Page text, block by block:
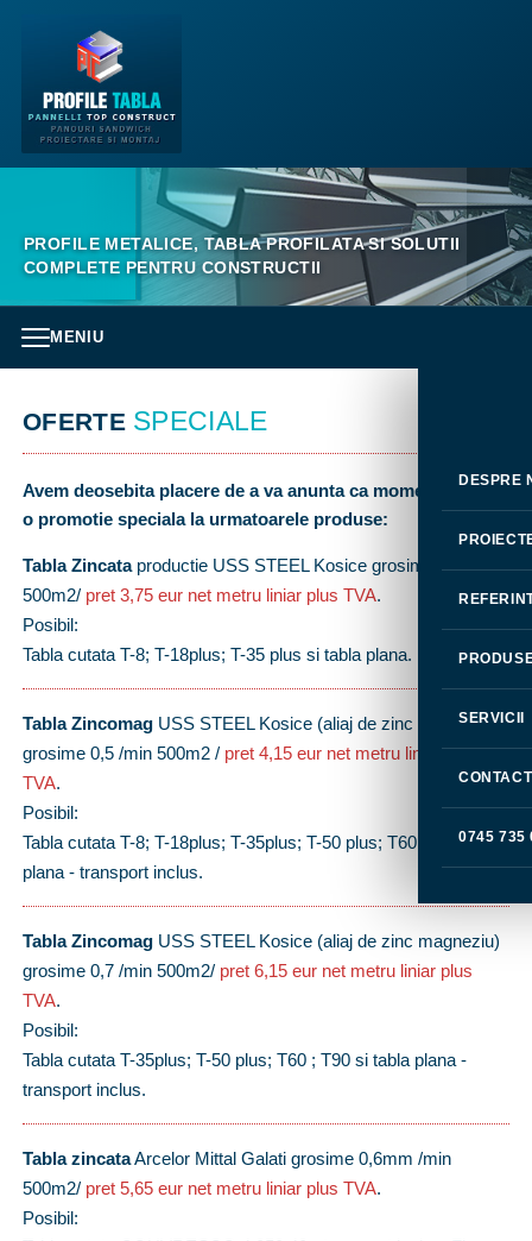
PROFILE METALICE, TABLA PROFILATA SI SOLUTII
COMPLETE PENTRU CONSTRUCTII
MENIU
DESPRE
SERVICII
CONTACT
0745 735
OFERTE SPECIALE
Avem deosebita placere de a va anunta ca momentan avem
o promotie speciala la urmatoarele produse:
Tabla Zincataproductie USS STEEL Kosice grosime 0,4 / min
500m2/ pret 3,75 eur net metru liniar plus TVA.
Posibil:
Tabla cutata T-8; T-18plus; T-35 plus si tabla plana.
Tabla Zincomag USS STEEL Kosice (aliaj de zinc magneziu)
grosime 0,5 /min 500m2 / pret 4,15 eur net metru liniar plus
TVA.
Posibil:
Tabla cutata T-8; T-18plus; T-35plus; T-50 plus; T60 si tabla
plana - transport inclus.
Tabla Zincomag USS STEEL Kosice (aliaj de zinc magneziu)
grosime 0,7 /min 500m2/ pret 6,15 eur net metru liniar plus
TVA.
Posibil:
Tabla cutata T-35plus; T-50 plus; T60 ; T90 si tabla plana -
transport inclus.
Tabla zincataArcelor Mittal Galati grosime 0,6mm /min
500m2/ pret 5,65 eur net metru liniar plus TVA.
Posibil: